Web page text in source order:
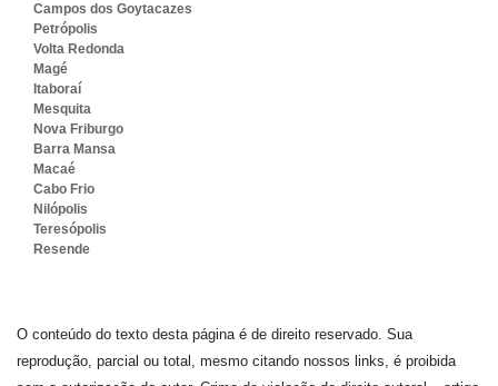
Campos dos Goytacazes
Petrópolis
Volta Redonda
Magé
Itaboraí
Mesquita
Nova Friburgo
Barra Mansa
Macaé
Cabo Frio
Nilópolis
Teresópolis
Resende
O conteúdo do texto desta página é de direito reservado. Sua
reprodução, parcial ou total, mesmo citando nossos links, é proibida